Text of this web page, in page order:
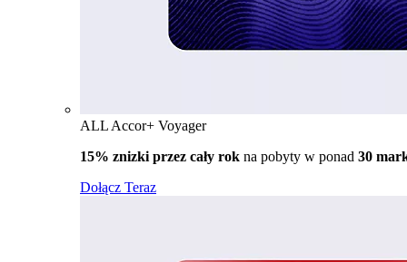
ALL Accor+ Voyager
15% znizki przez cały rok na pobyty w ponad 30
Dołącz Teraz